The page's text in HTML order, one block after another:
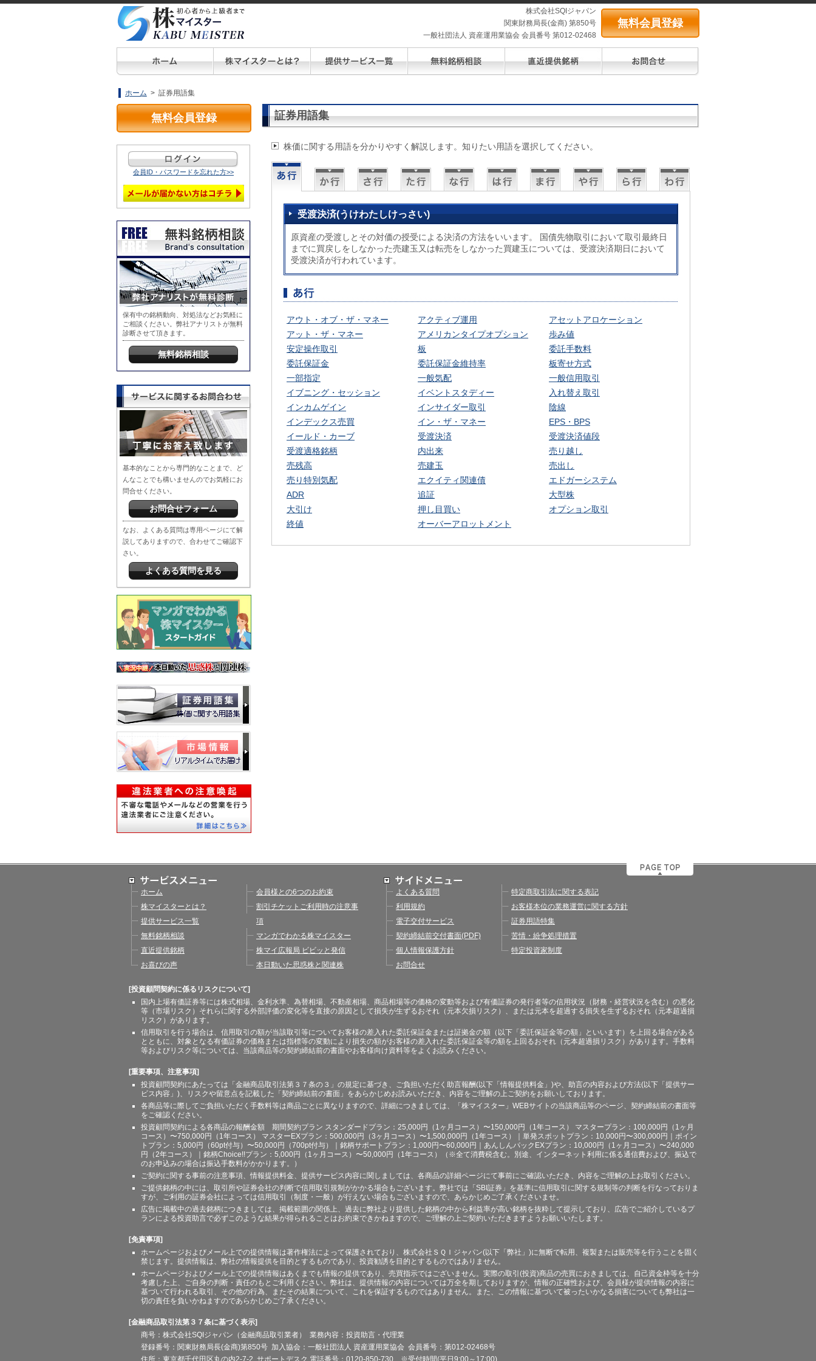
株式会社SQIジャパン
関東財務局長(金商) 第850号
一般社団法人 資産運用業協会 会員番号 第012-02468
無料会員登録
ホーム > 証券用語集
無料会員登録
会員ID・パスワードを忘れた方>>
保有中の銘柄動向、対処法などお気軽に
ご相談ください。弊社アナリストが無料
診断させて頂きます。
無料銘柄相談
基本的なことから専門的なことまで、ど
んなことでも構いませんのでお気軽にお
問合せください。
お問合せフォーム
なお、よくある質問は専用ページにて解
説してありますので、合わせてご確認下
さい。
よくある質問を見る
証券用語集
株価に関する用語を分かりやすく解説します。知りたい用語を選択してください。
受渡決済(うけわたしけっさい)
原資産の受渡しとその対価の授受による決済の方法をいいます。 国債先物取引において取引最終日
までに買戻しをしなかった売建玉又は転売をしなかった買建玉については、受渡決済期日において
受渡決済が行われています。
アウト・オブ・ザ・マネー アクティブ運用
アセットアロケーション
アット・ザ・マネー
アメリカンタイプオプション
歩み値
安定操作取引
板
委託手数料
委託保証金
委託保証金維持率
板寄せ方式
一部指定
一般気配
一般信用取引
イブニング・セッション
イベントスタディー
入れ替え取引
インカムゲイン
インサイダー取引
陰線
インデックス売買
イン・ザ・マネー
EPS・BPS
イールド・カーブ
受渡決済
受渡決済値段
受渡適格銘柄
内出来
売り越し
売残高
売建玉
売出し
売り特別気配
エクイティ関連債
エドガーシステム
ADR
追証
大型株
大引け
押し目買い
オプション取引
終値
オーバーアロットメント
ホーム
株マイスターとは？
提供サービス一覧
無料銘柄相談
直近提供銘柄
お喜びの声
会員様との6つのお約束
割引チケットご利用時の注意事
項
マンガでわかる株マイスター
株マイ広報局 ビビッと発信
本日動いた思惑株と関連株
よくある質問
利用規約
電子交付サービス
契約締結前交付書面(PDF)
個人情報保護方針
お問合せ
特定商取引法に関する表記
お客様本位の業務運営に関する方針
証券用語特集
苦情・紛争処理措置
特定投資家制度
[投資顧問契約に係るリスクについて]
国内上場有価証券等には株式相場、金利水準、為替相場、不動産相場、商品相場等の価格の変動等および有価証券の発行者等の信用状況（財務・経営状況を含む）の悪化
等（市場リスク）それらに関する外部評価の変化等を直接の原因として損失が生ずるおそれ（元本欠損リスク）、または元本を超過する損失を生ずるおそれ（元本超過損
リスク）があります。
信用取引を行う場合は、信用取引の額が当該取引等についてお客様の差入れた委託保証金または証拠金の額（以下「委託保証金等の額」といいます）を上回る場合がある
とともに、対象となる有価証券の価格または指標等の変動により損失の額がお客様の差入れた委託保証金等の額を上回るおそれ（元本超過損リスク）があります。手数料
等およびリスク等については、当該商品等の契約締結前の書面やお客様向け資料等をよくお読みください。
[重要事項、注意事項]
投資顧問契約にあたっては「金融商品取引法第３７条の３」の規定に基づき、ご負担いただく助言報酬(以下「情報提供料金」)や、助言の内容および方法(以下「提供サー
ビス内容」)、リスクや留意点を記載した「契約締結前の書面」をあらかじめお読みいただき、内容をご理解の上ご契約をお願いしております。
各商品等に際してご負担いただく手数料等は商品ごとに異なりますので、詳細につきましては、「株マイスター」WEBサイトの当該商品等のページ、契約締結前の書面等
をご確認ください。
投資顧問契約による各商品の報酬金額 期間契約プラン スタンダードプラン：25,000円（1ヶ月コース）〜150,000円（1年コース） マスタープラン：100,000円（1ヶ月
コース）〜750,000円（1年コース） マスターEXプラン：500,000円（3ヶ月コース）〜1,500,000円（1年コース）｜単発スポットプラン：10,000円〜300,000円｜ポイン
トプラン：5,000円（60pt付与）〜50,000円（700pt付与）｜銘柄サポートプラン：1,000円〜60,000円｜あんしんパックEXプラン：10,000円（1ヶ月コース）〜240,000
円（2年コース）｜銘柄Choice!!プラン：5,000円（1ヶ月コース）〜50,000円（1年コース）（※全て消費税含む。別途、インターネット利用に係る通信費および、振込で
のお申込みの場合は振込手数料がかかります。）
ご契約に関する事前の注意事項、情報提供料金、提供サービス内容に関しましては、各商品の詳細ページにて事前にご確認いただき、内容をご理解の上お取引ください。
ご提供銘柄の中には、取引所や証券会社の判断で信用取引規制がかかる場合もございます。弊社では「SBI証券」を基準に信用取引に関する規制等の判断を行なっておりま
すが、ご利用の証券会社によっては信用取引（制度・一般）が行えない場合もございますので、あらかじめご了承くださいませ。
広告に掲載中の過去銘柄につきましては、掲載範囲の関係上、過去に弊社より提供した銘柄の中から利益率が高い銘柄を抜粋して提示しており、広告でご紹介しているプ
ランによる投資助言で必ずこのような結果が得られることはお約束できかねますので、ご理解の上ご契約いただきますようお願いいたします。
[免責事項]
ホームページおよびメール上での提供情報は著作権法によって保護されており、株式会社ＳＱＩジャパン(以下「弊社」)に無断で転用、複製または販売等を行うことを固く
禁じます。提供情報は、弊社の情報提供を目的とするものであり、投資勧誘を目的とするものではありません。
ホームページおよびメール上での提供情報はあくまでも情報の提供であり、売買指示ではございません。実際の取引(投資)商品の売買におきましては、自己資金枠等を十分
考慮した上、ご自身の判断・責任のもとご利用ください。弊社は、提供情報の内容については万全を期しておりますが、情報の正確性および、会員様が提供情報の内容に
基づいて行われる取引、その他の行為、またその結果について、これを保証するものではありません。また、この情報に基づいて被ったいかなる損害についても弊社は一
切の責任を負いかねますのであらかじめご了承ください。
[金融商品取引法第３７条に基づく表示]
商号：株式会社SQIジャパン（金融商品取引業者） 業務内容：投資助言・代理業
登録番号：関東財務局長(金商)第850号 加入協会：一般社団法人 資産運用業協会 会員番号：第012-02468号
住所：東京都千代田区丸の内2-7-2 サポートデスク 電話番号：0120-850-730 ※受付時間(平日9:00～17:00)